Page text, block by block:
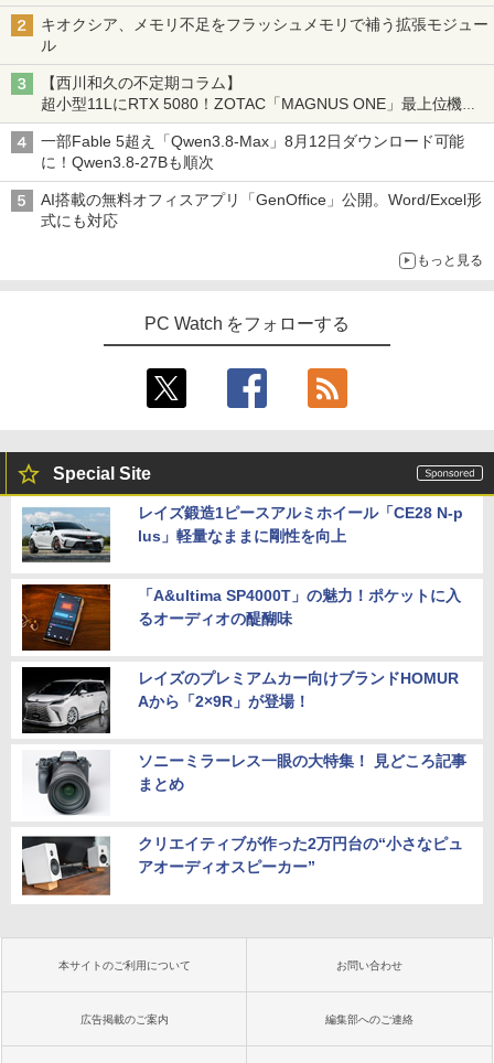
キオクシア、メモリ不足をフラッシュメモリで補う拡張モジュー
ル
【西川和久の不定期コラム】
超小型11LにRTX 5080！ZOTAC「MAGNUS ONE」最上位機の
実力を探る
一部Fable 5超え「Qwen3.8-Max」8月12日ダウンロード可能
に！Qwen3.8-27Bも順次
AI搭載の無料オフィスアプリ「GenOffice」公開。Word/Excel形
式にも対応
もっと見る
PC Watch をフォローする
Special Site
レイズ鍛造1ピースアルミホイール「CE28 N-p
lus」軽量なままに剛性を向上
「A&ultima SP4000T」の魅力！ポケットに入
るオーディオの醍醐味
レイズのプレミアムカー向けブランドHOMUR
Aから「2×9R」が登場！
ソニーミラーレス一眼の大特集！ 見どころ記事
まとめ
クリエイティブが作った2万円台の“小さなピュ
アオーディオスピーカー”
本サイトのご利用について お問い合わせ
広告掲載のご案内 編集部へのご連絡